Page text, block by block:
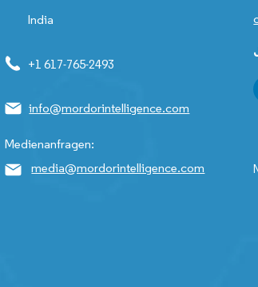
India
+1 617-765-2493
info@mordorintelligence.com
Medienanfragen:
media@mordorintelligence.com